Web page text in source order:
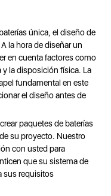
única, el diseño de
la hora de diseñar un
en cuenta factores como
y la disposición física. La
fundamental en este
el diseño antes de
paquetes de baterías
su proyecto. Nuestro
con usted para
que su sistema de
sus requisitos